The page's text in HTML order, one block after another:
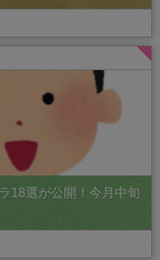
18選が公開！今月中旬